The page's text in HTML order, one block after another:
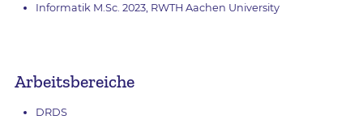
Informatik M.Sc. 2023, RWTH Aachen University
Arbeitsbereiche
DRDS